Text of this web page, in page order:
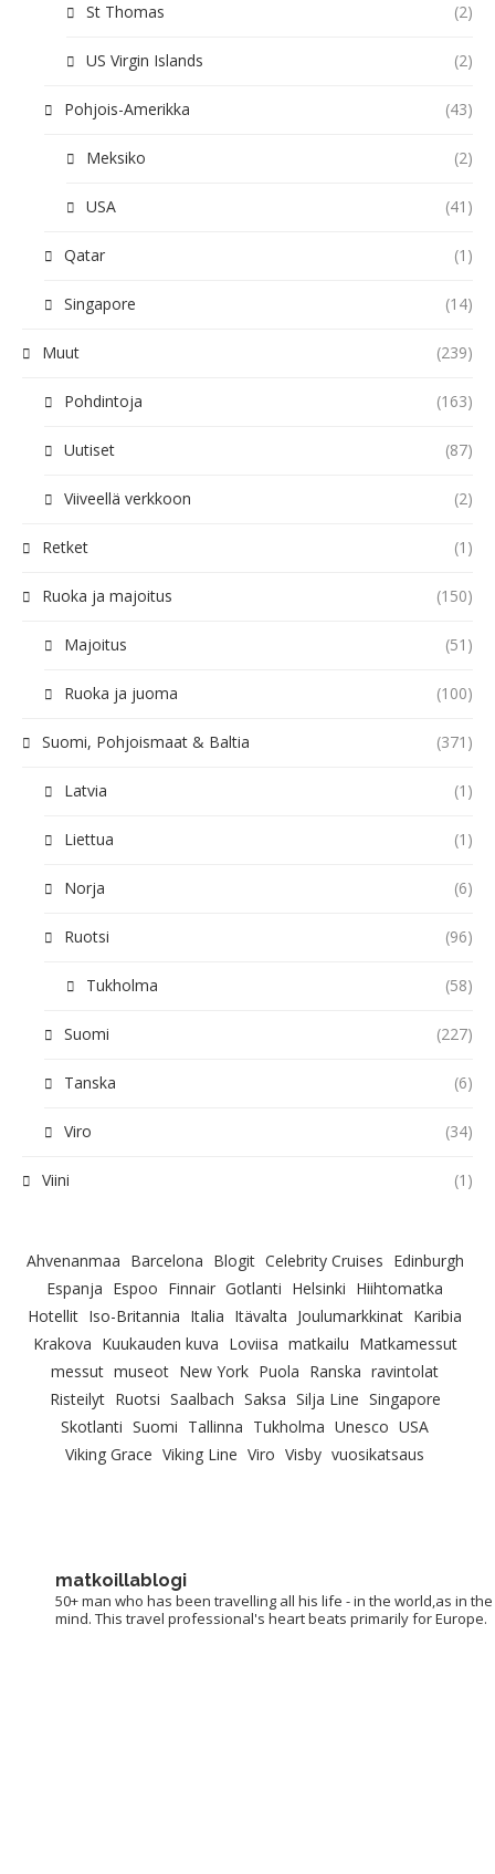
St Thomas (2)
US Virgin Islands (2)
Pohjois-Amerikka (43)
Meksiko (2)
USA (41)
Qatar (1)
Singapore (14)
Muut (239)
Pohdintoja (163)
Uutiset (87)
Viiveellä verkkoon (2)
Retket (1)
Ruoka ja majoitus (150)
Majoitus (51)
Ruoka ja juoma (100)
Suomi, Pohjoismaat & Baltia (371)
Latvia (1)
Liettua (1)
Norja (6)
Ruotsi (96)
Tukholma (58)
Suomi (227)
Tanska (6)
Viro (34)
Viini (1)
Ahvenanmaa Barcelona Blogit Celebrity Cruises Edinburgh
Espanja Espoo Finnair Gotlanti Helsinki Hiihtomatka
Hotellit Iso-Britannia Italia Itävalta Joulumarkkinat Karibia
Krakova Kuukauden kuva Loviisa matkailu Matkamessut
messut museot New York Puola Ranska ravintolat
Risteilyt Ruotsi Saalbach Saksa Silja Line Singapore
Skotlanti Suomi Tallinna Tukholma Unesco USA
Viking Grace Viking Line Viro Visby vuosikatsaus
matkoillablogi
50+ man who has been travelling all his life - in the world,as in the
mind. This travel professional's heart beats primarily for Europe.